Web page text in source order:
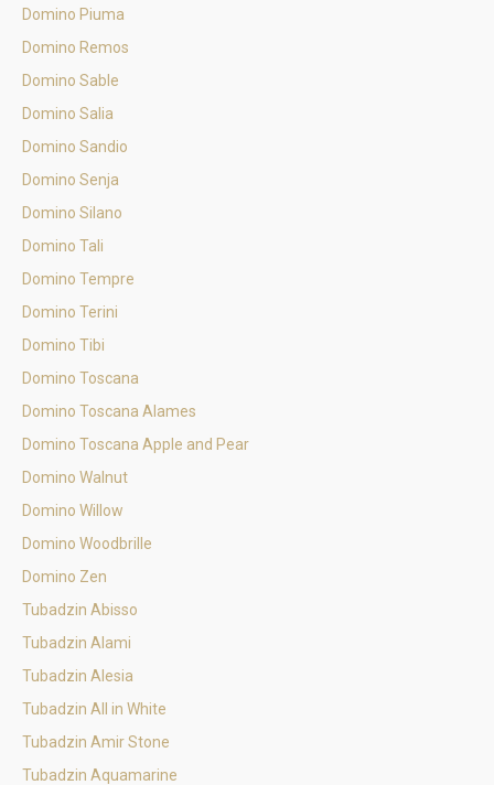
Domino Piuma
Domino Remos
Domino Sable
Domino Salia
Domino Sandio
Domino Senja
Domino Silano
Domino Tali
Domino Tempre
Domino Terini
Domino Tibi
Domino Toscana
Domino Toscana Alames
Domino Toscana Apple and Pear
Domino Walnut
Domino Willow
Domino Woodbrille
Domino Zen
Tubadzin Abisso
Tubadzin Alami
Tubadzin Alesia
Tubadzin All in White
Tubadzin Amir Stone
Tubadzin Aquamarine